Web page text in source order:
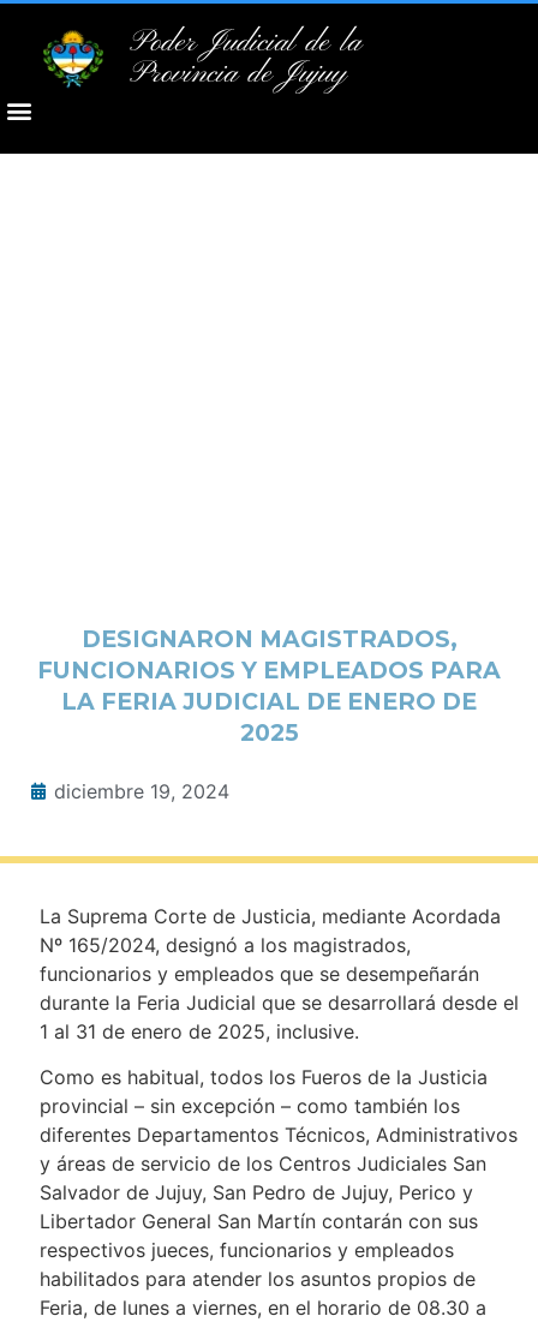
Poder Judicial de la
Provincia de Jujuy
DESIGNARON MAGISTRADOS,
FUNCIONARIOS Y EMPLEADOS PARA
LA FERIA JUDICIAL DE ENERO DE
2025
diciembre 19, 2024
La Suprema Corte de Justicia, mediante Acordada
Nº 165/2024, designó a los magistrados,
funcionarios y empleados que se desempeñarán
durante la Feria Judicial que se desarrollará desde el
1 al 31 de enero de 2025, inclusive.
Como es habitual, todos los Fueros de la Justicia
provincial – sin excepción – como también los
diferentes Departamentos Técnicos, Administrativos
y áreas de servicio de los Centros Judiciales San
Salvador de Jujuy, San Pedro de Jujuy, Perico y
Libertador General San Martín contarán con sus
respectivos jueces, funcionarios y empleados
habilitados para atender los asuntos propios de
Feria, de lunes a viernes, en el horario de 08.30 a